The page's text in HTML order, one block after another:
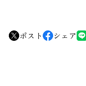
ポスト シェア